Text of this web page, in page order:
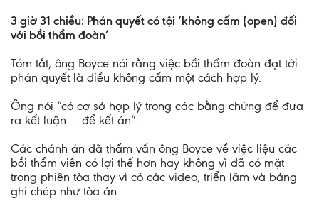
3 giờ 31 chiều: Phán quyết có tội ‘không cấm (open) đối
với bồi thẩm đoàn’
Tóm tắt, ông Boyce nói rằng việc bồi thẩm đoàn đạt tới
phán quyết là điều không cấm một cách hợp lý.
Ông nói “có cơ sở hợp lý trong các bằng chứng để đưa
ra kết luận ... để kết án”.
Các chánh án đã thẩm vấn ông Boyce về việc liệu các
bồi thẩm viên có lợi thế hơn hay không vì đã có mặt
trong phiên tòa thay vì có các video, triển lãm và bảng
ghi chép như tòa án.